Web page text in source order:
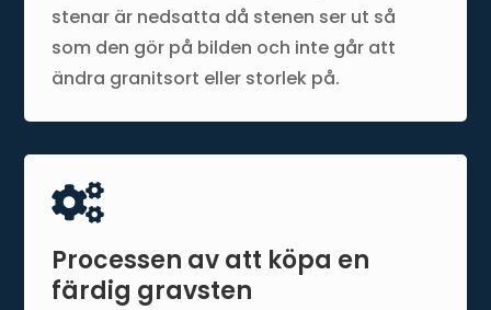
stenar är nedsatta då stenen ser ut så
som den gör på bilden och inte går att
ändra granitsort eller storlek på.

Processen av att köpa en
färdig gravsten